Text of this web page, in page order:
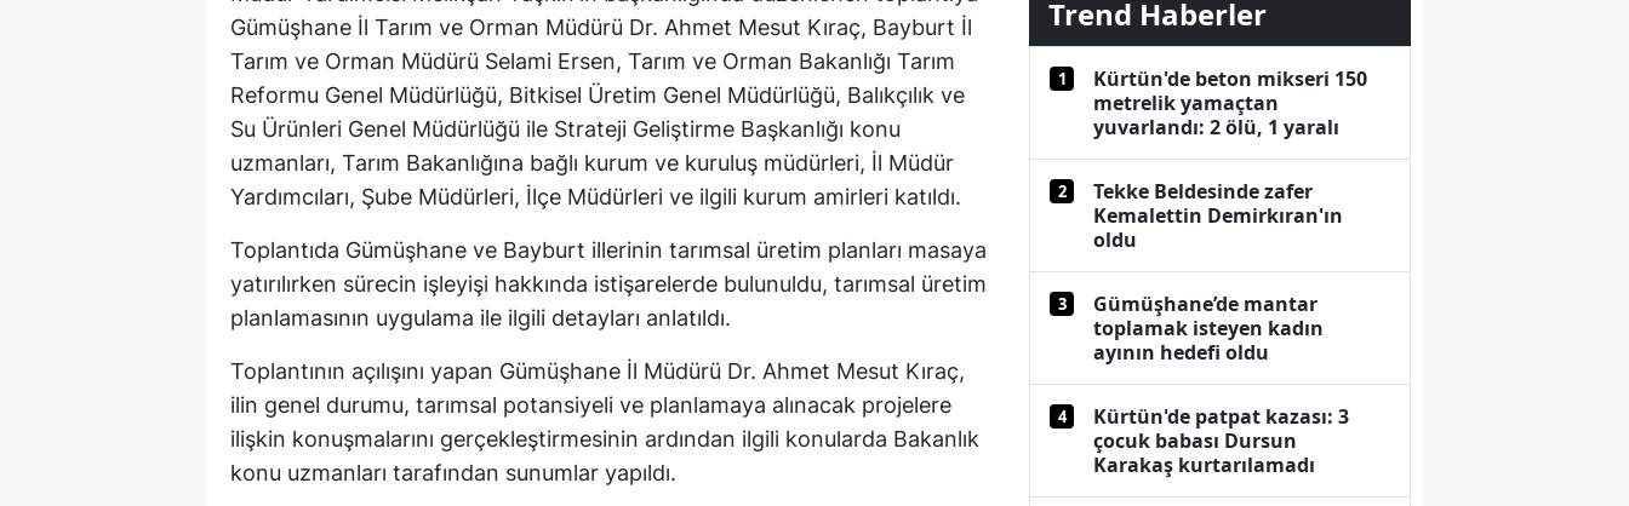
Mersin
İstanbul
İzmir
Kars
Kayseri
Kırşehir
Kocaeli
Gümüşhane İl Tarım ve Orman Müdürü Dr. Ahmet Mesut Kıraç, Bayburt İl
Tarım ve Orman Müdürü Selami Ersen, Tarım ve Orman Bakanlığı Tarım
Reformu Genel Müdürlüğü, Bitkisel Üretim Genel Müdürlüğü, Balıkçılık ve
Su Ürünleri Genel Müdürlüğü ile Strateji Geliştirme Başkanlığı konu
uzmanları, Tarım Bakanlığına bağlı kurum ve kuruluş müdürleri, İl Müdür
Yardımcıları, Şube Müdürleri, İlçe Müdürleri ve ilgili kurum amirleri katıldı.
Toplantıda Gümüşhane ve Bayburt illerinin tarımsal üretim planları masaya
yatırılırken sürecin işleyişi hakkında istişarelerde bulunuldu, tarımsal üretim
planlamasının uygulama ile ilgili detayları anlatıldı.
Toplantının açılışını yapan Gümüşhane İl Müdürü Dr. Ahmet Mesut Kıraç,
ilin genel durumu, tarımsal potansiyeli ve planlamaya alınacak projelere
ilişkin konuşmalarını gerçekleştirmesinin ardından ilgili konularda Bakanlık
konu uzmanları tarafından sunumlar yapıldı.
Trend Haberler
1
Kürtün'de beton mikseri 150
metrelik yamaçtan
yuvarlandı: 2 ölü, 1 yaralı
2
Tekke Beldesinde zafer
Kemalettin Demirkıran'ın
oldu
3
Gümüşhane’de mantar
toplamak isteyen kadın
ayının hedefi oldu
4
Kürtün'de patpat kazası: 3
çocuk babası Dursun
Karakaş kurtarılamadı